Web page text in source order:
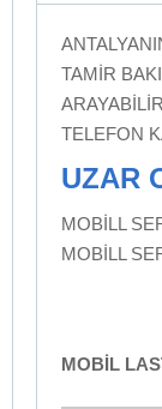
TAMİR
TELEFON
UZAR
MOBİLL
MOBİLL
MOBİL